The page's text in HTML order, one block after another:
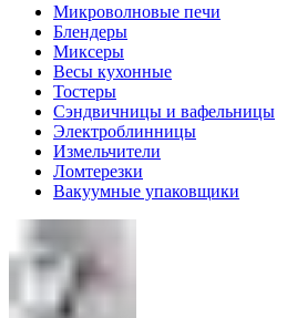
Микроволновые печи
Блендеры
Миксеры
Весы кухонные
Тостеры
Сэндвичницы и вафельницы
Электроблинницы
Измельчители
Ломтерезки
Вакуумные упаковщики